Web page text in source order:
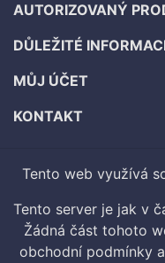
AUTORIZOVANÝ
DŮLEŽITÉ
MŮJ ÚČET
KONTAKT
Tento web využívá
Tento server je jak v
Žádná část tohoto
obchodní podmínky